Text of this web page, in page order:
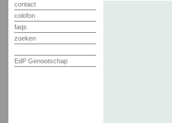
contact
colofon
faqs
zoeken
EdP Genootschap